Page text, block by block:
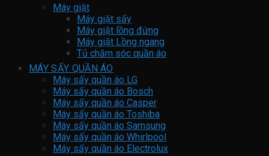
Máy giặt
Máy giặt sấy
Máy giặt lồng đứng
Máy giặt Lồng ngang
Tủ chăm sóc quần áo
MÁY SẤY QUẦN ÁO
Máy sấy quần áo LG
Máy sấy quần áo Bosch
Máy sấy quần áo Casper
Máy sấy quần áo Toshiba
Máy sấy quần áo Samsung
Máy sấy quần áo Whirlpool
Máy sấy quần áo Electrolux